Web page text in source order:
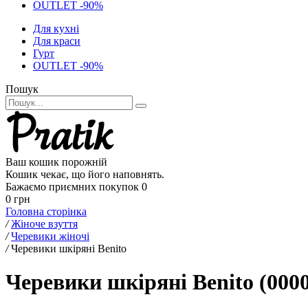
OUTLET -90%
Для кухні
Для краси
Гурт
OUTLET -90%
Пошук
Ваш кошик порожній
Кошик чекає, що його наповнять.
Бажаємо приємних покупок 0
0 грн
Головна сторінка
/ Жіноче взуття
/ Черевики жіночі
/ Черевики шкіряні Benito
Черевики шкіряні Benito